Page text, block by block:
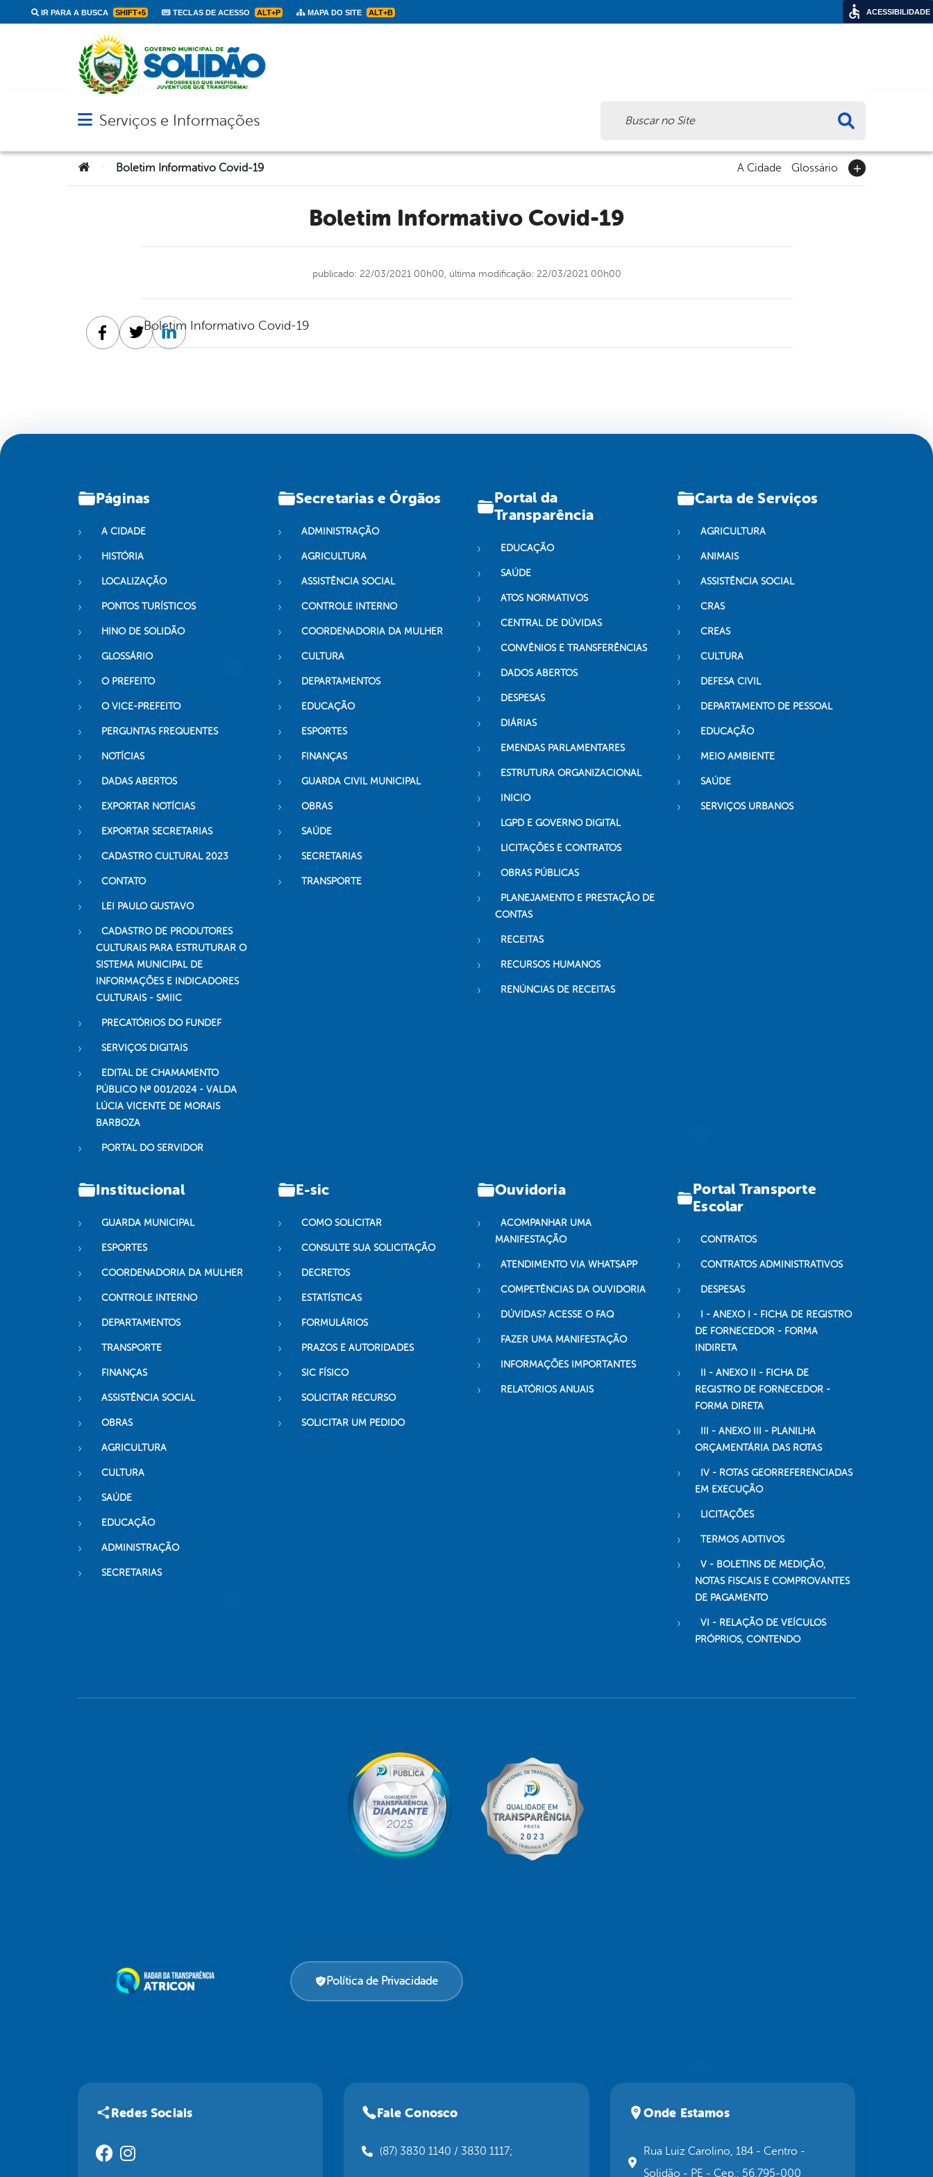
IR PARA A BUSCA SHIFT+5 TECLAS DE ACESSO ALT+P MAPA DO SITE ALT+B
Abrir menu principal de navegação
Serviços e Informações
Você está aqui:Boletim Informativo Covid-19 A Cidade Glossário
Boletim Informativo Covid-19
publicado: 22/03/2021 00h00, última modificação: 22/03/2021 00h00
Boletim Informativo Covid-19
Facebook
TwitterLinkedin
Páginas
A CIDADE
HISTÓRIA
LOCALIZAÇÃO
PONTOS TURÍSTICOS
HINO DE SOLIDÃO
GLOSSÁRIO
O PREFEITO
O VICE-PREFEITO
PERGUNTAS FREQUENTES
NOTÍCIAS
DADAS ABERTOS
EXPORTAR NOTÍCIAS
EXPORTAR SECRETARIAS
CADASTRO CULTURAL 2023
CONTATO
LEI PAULO GUSTAVO
CADASTRO DE PRODUTORES
CULTURAIS PARA ESTRUTURAR O
SISTEMA MUNICIPAL DE
INFORMAÇÕES E INDICADORES
CULTURAIS - SMIIC
PRECATÓRIOS DO FUNDEF
SERVIÇOS DIGITAIS
EDITAL DE CHAMAMENTO
PÚBLICO Nº 001/2024 - VALDA
LÚCIA VICENTE DE MORAIS
BARBOZA
PORTAL DO SERVIDOR
Secretarias e Órgãos
ADMINISTRAÇÃO
AGRICULTURA
ASSISTÊNCIA SOCIAL
CONTROLE INTERNO
COORDENADORIA DA MULHER
CULTURA
DEPARTAMENTOS
EDUCAÇÃO
ESPORTES
FINANÇAS
GUARDA CIVIL MUNICIPAL
OBRAS
SAÚDE
SECRETARIAS
TRANSPORTE
Portal da
Transparência
EDUCAÇÃO
SAÚDE
ATOS NORMATIVOS
CENTRAL DE DÚVIDAS
CONVÊNIOS E TRANSFERÊNCIAS
DADOS ABERTOS
DESPESAS
DIÁRIAS
EMENDAS PARLAMENTARES
ESTRUTURA ORGANIZACIONAL
INICIO
LGPD E GOVERNO DIGITAL
LICITAÇÕES E CONTRATOS
OBRAS PÚBLICAS
PLANEJAMENTO E PRESTAÇÃO DE
CONTAS
RECEITAS
RECURSOS HUMANOS
RENÚNCIAS DE RECEITAS
Carta de Serviços
AGRICULTURA
ANIMAIS
ASSISTÊNCIA SOCIAL
CRAS
CREAS
CULTURA
DEFESA CIVIL
DEPARTAMENTO DE PESSOAL
EDUCAÇÃO
MEIO AMBIENTE
SAÚDE
SERVIÇOS URBANOS
Institucional
GUARDA MUNICIPAL
ESPORTES
COORDENADORIA DA MULHER
CONTROLE INTERNO
DEPARTAMENTOS
TRANSPORTE
FINANÇAS
ASSISTÊNCIA SOCIAL
OBRAS
AGRICULTURA
CULTURA
SAÚDE
EDUCAÇÃO
ADMINISTRAÇÃO
SECRETARIAS
E-sic
COMO SOLICITAR
CONSULTE SUA SOLICITAÇÃO
DECRETOS
ESTATÍSTICAS
FORMULÁRIOS
PRAZOS E AUTORIDADES
SIC FÍSICO
SOLICITAR RECURSO
SOLICITAR UM PEDIDO
Ouvidoria
ACOMPANHAR UMA
MANIFESTAÇÃO
ATENDIMENTO VIA WHATSAPP
COMPETÊNCIAS DA OUVIDORIA
DÚVIDAS? ACESSE O FAQ
FAZER UMA MANIFESTAÇÃO
INFORMAÇÕES IMPORTANTES
RELATÓRIOS ANUAIS
Portal Transporte
Escolar
CONTRATOS
CONTRATOS ADMINISTRATIVOS
DESPESAS
I - ANEXO I - FICHA DE REGISTRO
DE FORNECEDOR - FORMA
INDIRETA
II - ANEXO II - FICHA DE
REGISTRO DE FORNECEDOR -
FORMA DIRETA
III - ANEXO III - PLANILHA
ORÇAMENTÁRIA DAS ROTAS
IV - ROTAS GEORREFERENCIADAS
EM EXECUÇÃO
LICITAÇÕES
TERMOS ADITIVOS
V - BOLETINS DE MEDIÇÃO,
NOTAS FISCAIS E COMPROVANTES
DE PAGAMENTO
VI - RELAÇÃO DE VEÍCULOS
PRÓPRIOS, CONTENDO
Política de Privacidade
Redes Sociais Fale Conosco
(87) 3830 1140 / 3830 1117;
Onde Estamos
Rua Luiz Carolino, 184 - Centro -
Solidão - PE - Cep.: 56.795-000
ACESSIBILIDADE